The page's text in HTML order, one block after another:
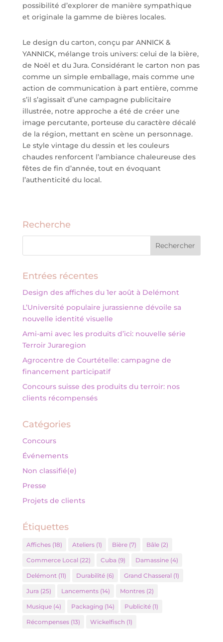
possibilité d’explorer de manière sympathique
et originale la gamme de bières locales.
Le design du carton, conçu par ANNICK &
YANNICK, mélange trois univers: celui de la bière,
de Noël et du Jura. Considérant le carton non pas
comme un simple emballage, mais comme une
action de communication à part entière, comme
s’il s’agissait d’une campagne publicitaire
illustrée, notre approche a été de créer une
image percutante, porteuse du caractère décalé
de la région, mettant en scène un personnage.
Le style vintage du dessin et les couleurs
chaudes renforcent l’ambiance chaleureuse des
fêtes de fin d’année, tout en évoquant
l’authenticité du local.
Recherche
Entrées récentes
Design des affiches du 1er août à Delémont
L’Université populaire jurassienne dévoile sa
nouvelle identité visuelle
Ami-ami avec les produits d’ici: nouvelle série
Terroir Juraregion
Agrocentre de Courtételle: campagne de
financement participatif
Concours suisse des produits du terroir: nos
clients récompensés
Catégories
Concours
Événements
Non classifié(e)
Presse
Projets de clients
Étiquettes
Affiches(18) Ateliers(1) Bière(7) Bâle(2)
Commerce Local(22) Cuba (9) Damassine(4)
Delémont(11) Durabilité(6) Grand Chasseral(1)
Jura (25) Lancements(14) Montres(2)
Musique(4) Packaging (14) Publicité(1)
Récompenses(13) Wickelfisch (1)